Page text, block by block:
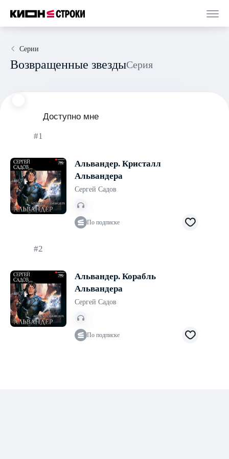
Серии
Возвращенные звезды Серия
Доступно мне
#1
Альвандер. Кристалл
Альвандера
Сергей Садов
По подписке
#2
Альвандер. Корабль
Альвандера
Сергей Садов
По подписке